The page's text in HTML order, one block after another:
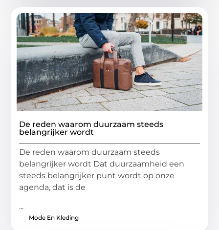
De reden waarom duurzaam steeds
belangrijker wordt
De reden waarom duurzaam steeds
belangrijker wordt Dat duurzaamheid een
steeds belangrijker punt wordt op onze
agenda, dat is de
...
Mode En Kleding